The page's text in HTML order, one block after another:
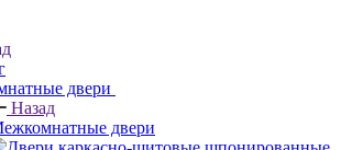
двери
Назад
двери